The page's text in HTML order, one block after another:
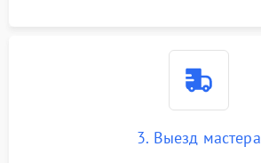
3. Выезд мастера